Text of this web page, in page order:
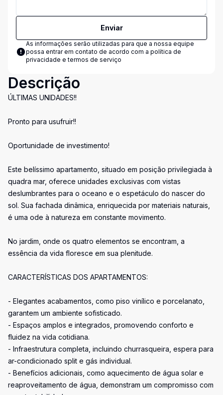
Enviar
As informações serão utilizadas para que a nossa equipe
possa entrar em contato de acordo com a política de
privacidade e termos de serviço
Descrição
ÚLTIMAS UNIDADES!!
Pronto para usufruir!!
Oportunidade de investimento!
Este belíssimo apartamento, situado em posição privilegiada à
quadra mar, oferece unidades exclusivas com vistas
deslumbrantes para o oceano e o espetáculo do nascer do
sol. Sua fachada dinâmica, enriquecida por materiais naturais,
é uma ode à natureza em constante movimento.
No jardim, onde os quatro elementos se encontram, a
essência da vida floresce em sua plenitude.
CARACTERÍSTICAS DOS APARTAMENTOS:
- Elegantes acabamentos, como piso vinílico e porcelanato,
garantem um ambiente sofisticado.
- Espaços amplos e integrados, promovendo conforto e
fluidez na vida cotidiana.
- Infraestrutura completa, incluindo churrasqueira, espera para
ar-condicionado split e gás individual.
- Benefícios adicionais, como aquecimento de água solar e
reaproveitamento de água, demonstram um compromisso com